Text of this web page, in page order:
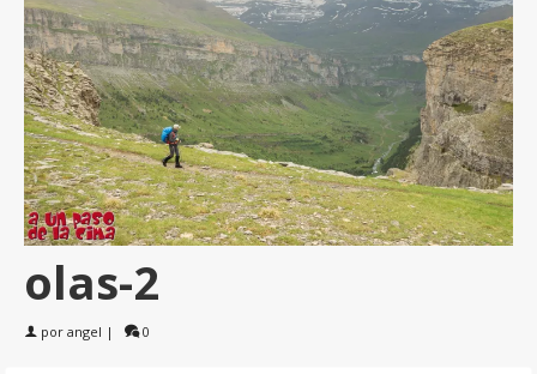
olas-2
por angel | 0